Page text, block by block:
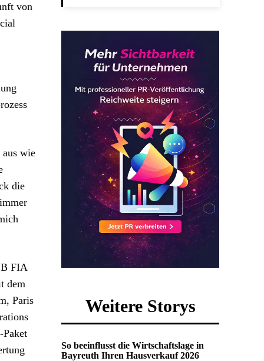
von
wie
die
FIA
dem
Paris
Weitere Storys
So beeinflusst die Wirtschaftslage in
Bayreuth Ihren Hausverkauf 2026